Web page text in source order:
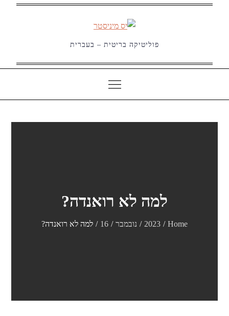
פוליטיקה בריטית – בעברית
למה לא רואנדה?
Home
2023 נובמבר 16 למה לא רואנדה?